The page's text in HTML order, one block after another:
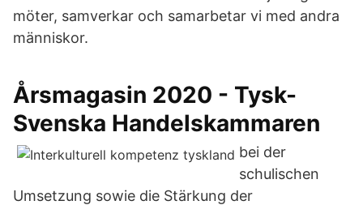
möter, samverkar och samarbetar vi med andra
människor.
Årsmagasin 2020 - Tysk-
Svenska Handelskammaren
bei der
schulischen
Umsetzung sowie die Stärkung der